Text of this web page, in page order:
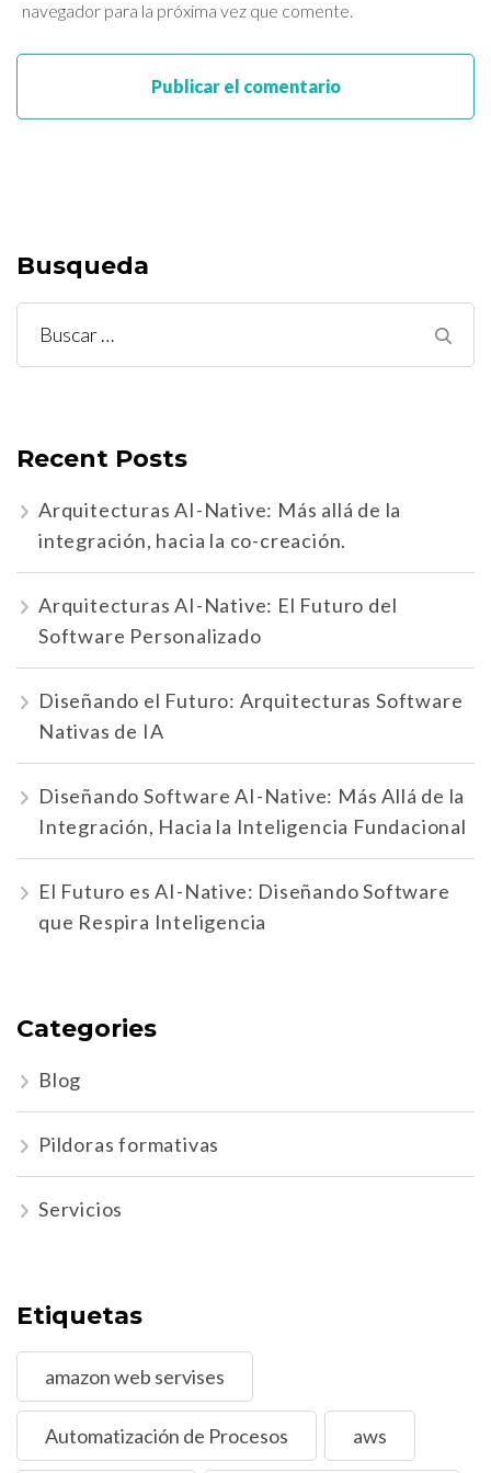
navegador para la próxima vez que comente.
Busqueda
Buscar:
Recent Posts
Arquitecturas AI-Native: Más allá de la
integración, hacia la co-creación.
Arquitecturas AI-Native: El Futuro del
Software Personalizado
Diseñando el Futuro: Arquitecturas Software
Nativas de IA
Diseñando Software AI-Native: Más Allá de la
Integración, Hacia la Inteligencia Fundacional
El Futuro es AI-Native: Diseñando Software
que Respira Inteligencia
Categories
Blog
Pildoras formativas
Servicios
Etiquetas
amazon web servises
Automatización de Procesos aws